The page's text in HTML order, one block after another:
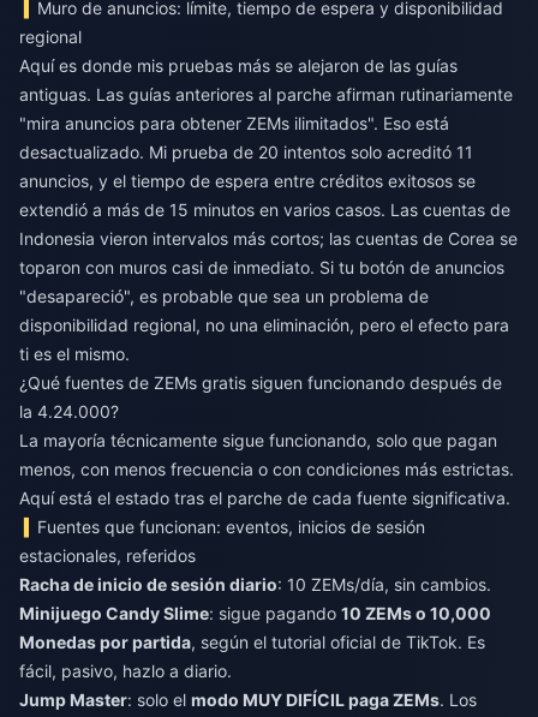
Muro de anuncios: límite, tiempo de espera y disponibilidad
regional
Aquí es donde mis pruebas más se alejaron de las guías
antiguas. Las guías anteriores al parche afirman rutinariamente
"mira anuncios para obtener ZEMs ilimitados". Eso está
desactualizado. Mi prueba de 20 intentos solo acreditó 11
anuncios, y el tiempo de espera entre créditos exitosos se
extendió a más de 15 minutos en varios casos. Las cuentas de
Indonesia vieron intervalos más cortos; las cuentas de Corea se
toparon con muros casi de inmediato. Si tu botón de anuncios
"desapareció", es probable que sea un problema de
disponibilidad regional, no una eliminación, pero el efecto para
ti es el mismo.
¿Qué fuentes de ZEMs gratis siguen funcionando después de
la 4.24.000?
La mayoría técnicamente sigue funcionando, solo que pagan
menos, con menos frecuencia o con condiciones más estrictas.
Aquí está el estado tras el parche de cada fuente significativa.
Fuentes que funcionan: eventos, inicios de sesión
estacionales, referidos
Racha de inicio de sesión diario: 10 ZEMs/día, sin cambios.
Minijuego Candy Slime: sigue pagando 10 ZEMs o 10,000
Monedas por partida, según el tutorial oficial de TikTok. Es
fácil, pasivo, hazlo a diario.
Jump Master: solo el modo MUY DIFÍCIL paga ZEMs. Los